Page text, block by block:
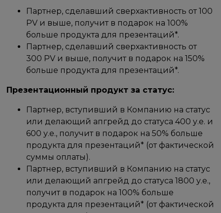
Партнер, сделавший сверхактивность от 100
PV и выше, получит в подарок на 100%
больше продукта для презентаций*.
Партнер, сделавший сверхактивность от
300 PV и выше, получит в подарок на 150%
больше продукта для презентаций*.
Презентационный продукт за статус:
Партнер, вступивший в Компанию на статус
или делающий апгрейд до статуса 400 у.е. и
600 у.е., получит в подарок на 50% больше
продукта для презентаций* (от фактической
суммы оплаты).
Партнер, вступивший в Компанию на статус
или делающий апгрейд до статуса 1800 у.е.,
получит в подарок на 100% больше
продукта для презентаций* (от фактической